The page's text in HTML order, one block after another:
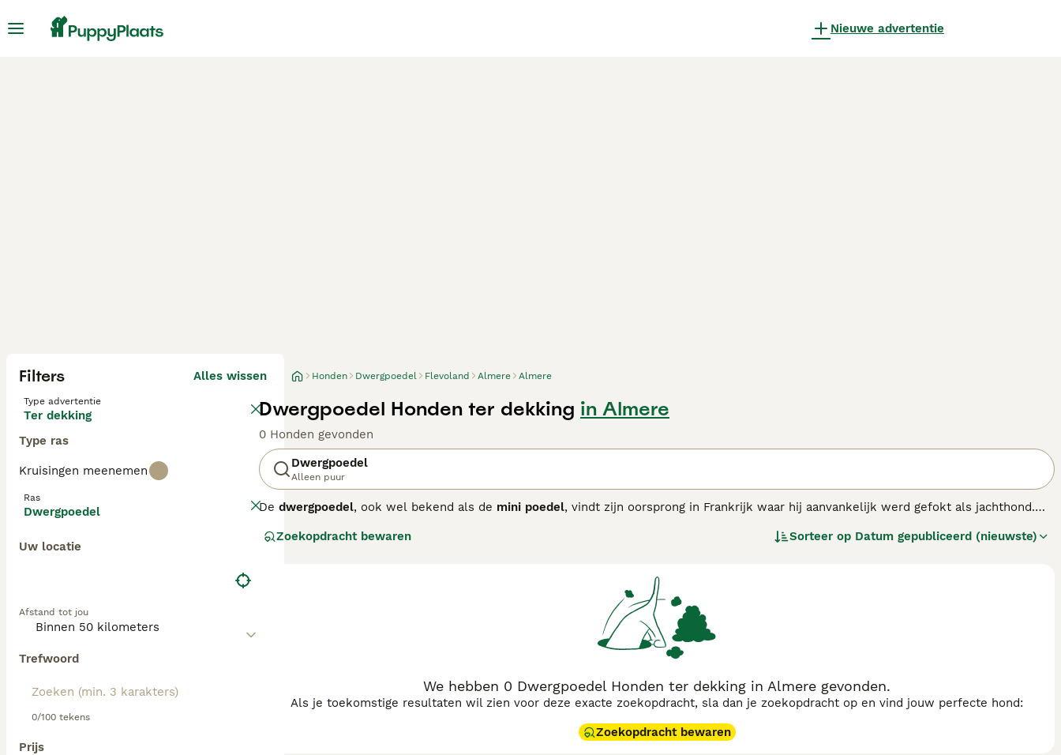
Nieuwe advertentie
Filters Alles wissen
Type advertentie
Ter dekking
Type ras
Kruisingen meenemen
Ras
Dwergpoedel
Uw locatie
Afstand tot jou
Trefwoord
0/100 tekens
Prijs
Honden Dwergpoedel Flevoland Almere Almere
Dwergpoedel Honden ter dekking in Almere
0 Honden gevonden
Dwergpoedel
Alleen puur
De dwergpoedel, ook wel bekend als de mini poedel, vindt zijn oorsprong in Frankrijk waar hij aanvankelijk werd gefokt als jachthond.
krullende vacht is niet alleen mooi, maar ook bijna hypoallergeen, wat betekent dat de dwergpoedel geschikt is voor mensen met lichte
zonder overdreven agressief te zijn. Voor verzorging is regelmatige vachtverzorging essentieel, met professioneel trimmen elke 6 tot 8
weken en dagelijks borstelen om klitten te voorkomen. Deze hond past goed bij actieve mensen die hem genoeg beweging en mentale
of wil je weten over dwergpoedel pups
belangrijk om bij een betrouwbare fokker te kopen. De dwergpoedel is een charmante en veelzijdige hond die zich aanpast aan
verschillende leefomstandigheden en een trouwe metgezel vormt.
Zoekopdracht bewaren Sorteer op Datum gepubliceerd (nieuwste)
We hebben 0 Dwergpoedel Honden ter dekking in Almere gevonden.
Als je toekomstige resultaten wil zien voor deze exacte zoekopdracht, sla dan je zoekopdracht op en vind jouw perfecte hond:
Zoekopdracht bewaren